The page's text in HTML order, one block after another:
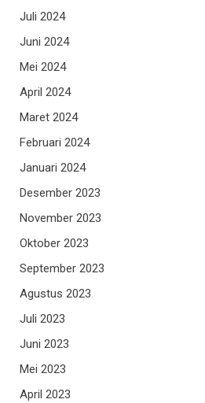
Juli 2024
Juni 2024
Mei 2024
April 2024
Maret 2024
Februari 2024
Januari 2024
Desember 2023
November 2023
Oktober 2023
September 2023
Agustus 2023
Juli 2023
Juni 2023
Mei 2023
April 2023